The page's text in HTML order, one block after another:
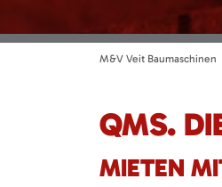
M&V Veit Baumaschinen
QMS.
MIETEN